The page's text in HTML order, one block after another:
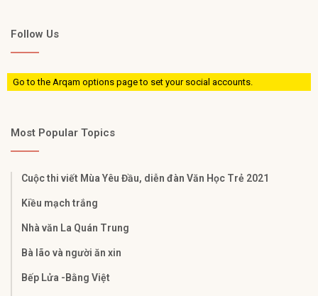
Follow Us
Go to the Arqam options page to set your social accounts.
Most Popular Topics
Cuộc thi viết Mùa Yêu Đầu, diễn đàn Văn Học Trẻ 2021
Kiều mạch trắng
Nhà văn La Quán Trung
Bà lão và người ăn xin
Bếp Lửa -Bằng Việt